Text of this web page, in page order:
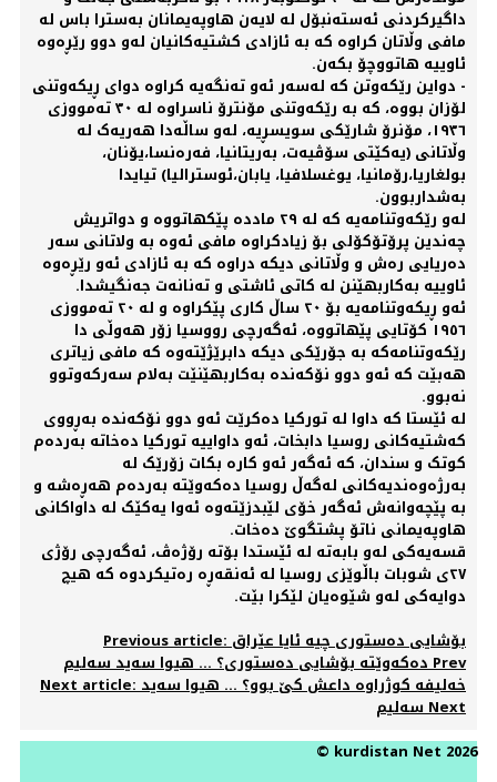
داگیرکردنی ئەستەنبۆل لە لایەن هاوپەیمانان بەسترا باس لە
مافی وڵاتان کراوە کە بە ئازادی کشتیەکانیان لەو دوو رێڕەوە
ئاوییە هاتووچۆ بکەن.
- دواین رێکەوتن کە لەسەر ئەو تەنگەیە کراوە دوای ڕیکەوتنی
لۆزان بووە، کە بە رێکەوتنی مۆنترۆ ناسراوە لە ٣٠ تەمووزی
١٩٣٦، مۆنرۆ شارێکی سویسڕیە، لەو ساڵەدا هەریەک لە
وڵاتانی (یەکێتی سۆڤیەت، بەریتانیا، فەرەنسا،یۆنان،
بولغاریا،رۆمانیا، یوغسلافیا، یابان،ئوسترالیا) تیایدا
بەشداربوون.
لەو رێکەوتنامەیە کە لە ٢٩ ماددە پێکهاتووە و دواتریش
چەندین پرۆتۆکۆلی بۆ زیادکراوە مافی ئەوە بە ولاتانی سەر
دەریایی رەش و وڵاتانی دیکە دراوە کە بە ئازادی ئەو رێڕەوە
ئاوییە بەکاربهێنن لە کاتی ئاشتی و تەنانەت جەنگیشدا.
ئەو ڕیکەوتنامەیە بۆ ٢٠ ساڵ کاری پێکراوە و لە ٢٠ تەمووزی
١٩٥٦ کۆتایی پێهاتووە، ئەگەرچی رووسیا زۆر هەوڵی دا
رێکەوتنامەکە بە جۆرێکی دیکە دابرێژێتەوە کە مافی زیاتری
هەبێت کە ئەو دوو نۆکەندە بەکاربهێنێت بەلام سەرکەوتوو
نەبوو.
لە ئێستا کە داوا لە تورکیا دەکرێت ئەو دوو نۆکەندە بەڕووی
کەشتیەکانی روسیا دابخات، ئەو داواییە تورکیا دەخاتە بەردەم
کوتک و سندان، کە ئەگەر ئەو کارە بکات زۆرێک لە
بەرژەوەندیەکانی لەگەڵ روسیا دەکەوێتە بەردەم هەڕەشە و
بە پێچەوانەش ئەگەر خۆی لێبدزێتەوە ئەوا یەکێک لە داواکانی
هاوپەیمانی ناتۆ پشتگوێ دەخات.
قسەیەکی لەو بابەتە لە ئێستدا بۆتە رۆژەڤ، ئەگەرچی رۆژی
٢٧ی شوبات باڵوێزی روسیا لە ئەنقەڕە رەتیکردوە کە هیچ
دوایەکی لەو شێوەیان لێکرا بێت.
Previous article: بۆشایی دەستوری چیە ئایا عێراق
دەکەوێتە بۆشایی دەستوری؟ ... هیوا سەید سەلیمPrev
Next article: خەلیفە کوژراوە داعش کێ بوو؟ ... هیوا سەید
سەلیمNext
© kurdistan Net 2026